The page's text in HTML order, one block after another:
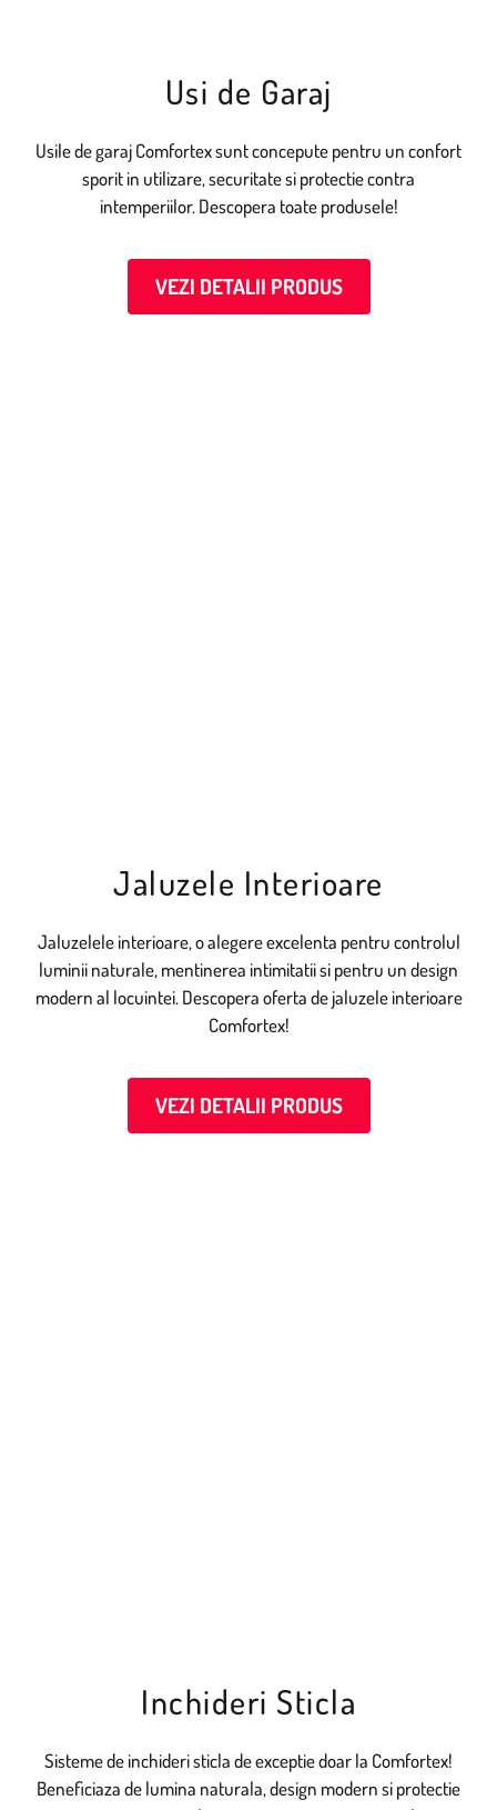
Usi de Garaj
Usile de garaj Comfortex sunt concepute pentru un confort
sporit in utilizare, securitate si protectie contra
intemperiilor. Descopera toate produsele!
VEZI DETALII PRODUS
Jaluzele Interioare
Jaluzelele interioare, o alegere excelenta pentru controlul
luminii naturale, mentinerea intimitatii si pentru un design
modern al locuintei. Descopera oferta de jaluzele interioare
Comfortex!
VEZI DETALII PRODUS
Inchideri Sticla
Sisteme de inchideri sticla de exceptie doar la Comfortex!
Beneficiaza de lumina naturala, design modern si protectie